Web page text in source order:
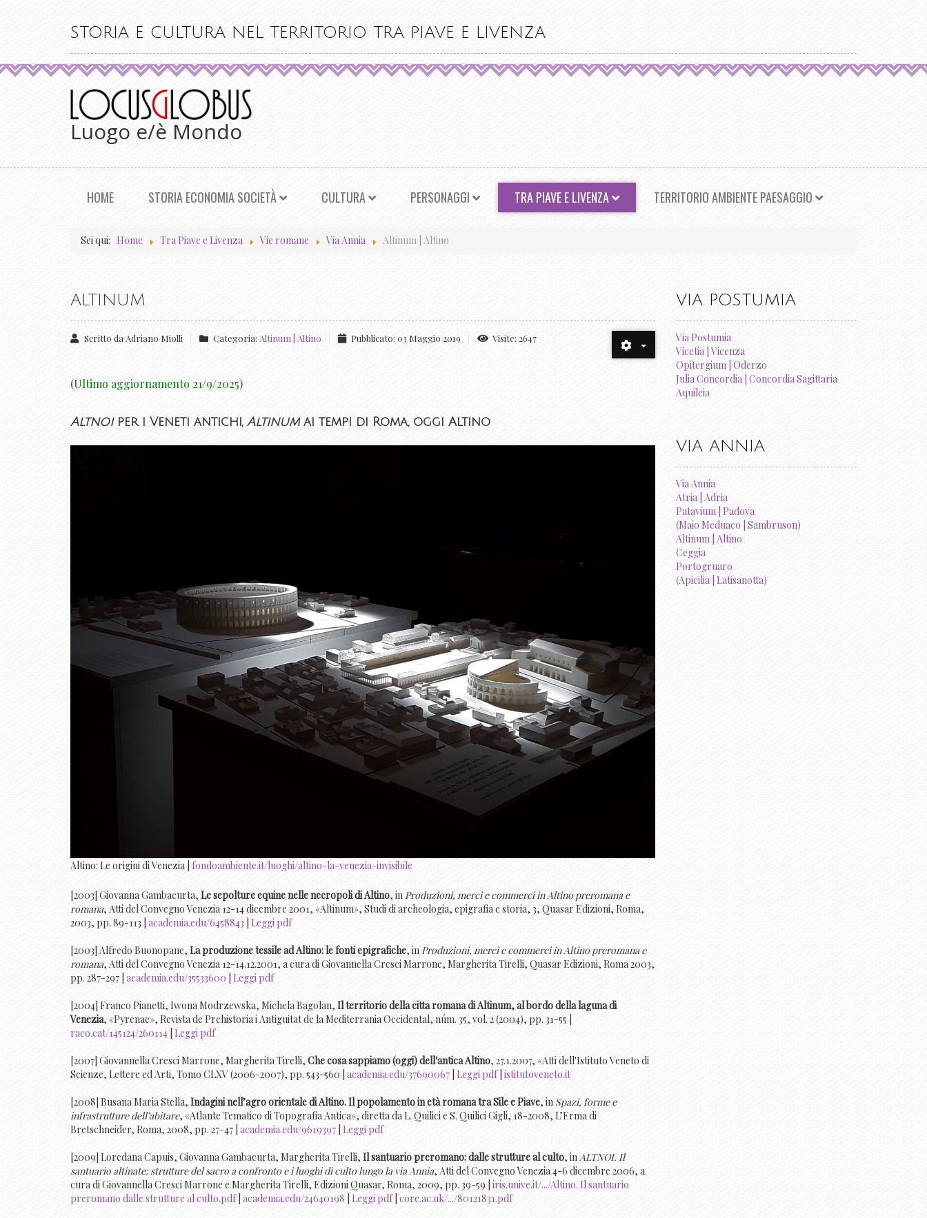
STORIA E CULTURA NEL TERRITORIO TRA PIAVE E LIVENZA
Luogo e/è Mondo
HOME STORIA ECONOMIA SOCIETÀ CULTURA PERSONAGGI TRA PIAVE E LIVENZA TERRITORIO AMBIENTE PAESAGGIO
Sei qui: Home Tra Piave e Livenza Vie romane Via Annia Altinum | Altino
ALTINUM
Scritto da Adriano Miolli Categoria: Altinum | Altino Pubblicato: 03 Maggio 2019 Visite: 2647
(Ultimo aggiornamento 21/9/2025)
Altnoiper i Veneti antichi, Altinumai tempi di Roma, oggi Altino
Altino: Le origini di Venezia | fondoambiente.it/luoghi/altino-la-venezia-invisibile
[2003] Giovanna Gambacurta, Le sepolture equine nelle necropoli di Altino, in Produzioni, merci e commerci in Altino preromana e
romana, Atti del Convegno Venezia 12-14 dicembre 2001, «Altinum», Studi di archeologia, epigrafia e storia, 3, Quasar Edizioni, Roma,
2003, pp. 89-113 | academia.edu/6458843 Leggi pdf
[2003] Alfredo Buonopane, La produzione tessile ad Altino: le fonti epigrafiche, in Produzioni, merci e commerci in Altino preromana e
romana, Atti del Convegno Venezia 12-14.12.2001, a cura di Giovannella Cresci Marrone, Margherita Tirelli, Quasar Edizioni, Roma 2003,
pp. 287-297 | academia.edu/35533600 Leggi pdf
[2004] Franco Pianetti, Iwona Modrzewska, Michela Bagolan, Il territorio della citta romana di Altinum, al bordo della laguna di
Venezia, «Pyrenae», Revista de Prehistoria i Antiguitat de la Mediterrania Occidental, núm. 35, vol. 2 (2004), pp. 31-55 |
raco.cat/145124/260114 Leggi pdf
[2007] Giovannella Cresci Marrone, Margherita Tirelli, Che cosa sappiamo (oggi) dell'antica Altino, 27.1.2007, «Atti dell'Istituto Veneto di
Scienze, Lettere ed Arti, Tomo CLXV (2006-2007), pp. 543-560 | academia.edu/37690067 Leggi pdf| istitutoveneto.it
[2008] Busana Maria Stella, Indagini nell’agro orientale di Altino. Il popolamento in età romana tra Sile e Piave, in Spazi, forme e
infrastrutture dell’abitare, «Atlante Tematico di Topografia Antica», diretta da L. Quilici e S. Quilici Gigli, 18-2008, L’Erma di
Bretschneider, Roma, 2008, pp. 27-47 | academia.edu/9619397 Leggi pdf
[2009] Loredana Capuis, Giovanna Gambacurta, Margherita Tirelli, Il santuario preromano: dalle strutture al culto, in ALTNOI. Il
santuario altinate: strutture del sacro a confronto e i luoghi di culto lungo la via Annia, Atti del Convegno Venezia 4-6 dicembre 2006, a
cura di Giovannella Cresci Marrone e Margherita Tirelli, Edizioni Quasar, Roma, 2009, pp. 39-59 | iris.unive.it/.../Altino. Il santuario
preromano dalle strutture al culto.pdf| academia.edu/24640198 Leggi pdf| core.ac.uk/.../80121831.pdf
VIA POSTUMIA
Via Postumia
Vicetia | Vicenza
Opitergium | Oderzo
Julia Concordia | Concordia Sagittaria
Aquileia
VIA ANNIA
Via Annia
Atria | Adria
Patavium | Padova
(Maio Meduaco | Sambruson)
Altinum | Altino
Ceggia
Portogruaro
(Apicilia | Latisanotta)